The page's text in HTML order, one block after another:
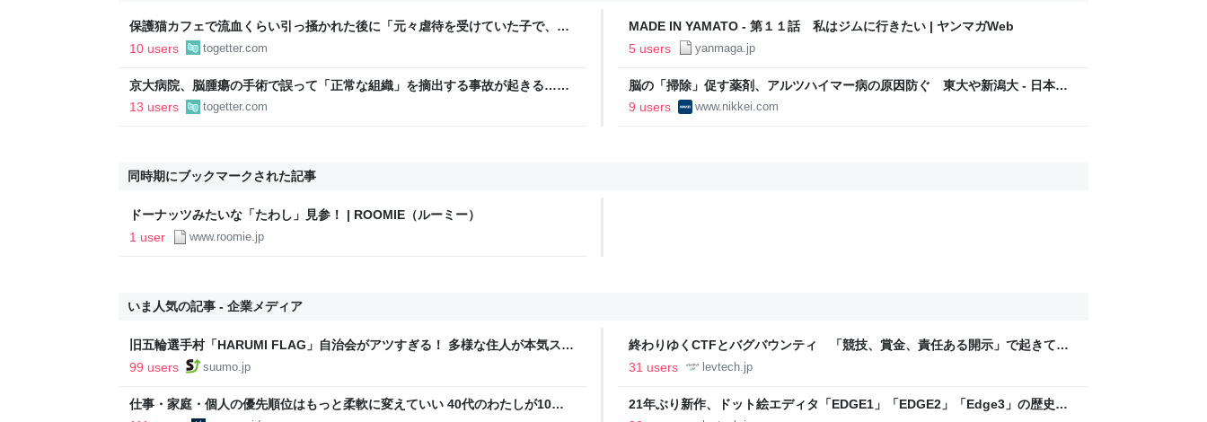
保護猫カフェで流血くらい引っ掻かれた後に「元々虐待を受けていた子で、過
去にもお客さんに怪我させたことがあった」と説明された→カフェと投稿者の
10 users togetter.com
MADE IN YAMATO - 第１１話 私はジムに行きたい | ヤンマガWeb
5 users
yanmaga.jp
京大病院、脳腫瘍の手術で誤って「正常な組織」を摘出する事故が起きる…患
者は自発呼吸ができず、手足が動かない状態に「『脳外科医 竹田くん』かよ」
13 users togetter.com
脳の「掃除」促す薬剤、アルツハイマー病の原因防ぐ 東大や新潟大 - 日本経
済新聞
9 users www.nikkei.com
同時期にブックマークされた記事
ドーナッツみたいな「たわし」見参！ | ROOMIE（ルーミー）
1 user
www.roomie.jp
いま人気の記事 - 企業メディア
旧五輪選手村「HARUMI FLAG」自治会がアツすぎる！ 多様な住人が本気スキ
ルで挑む、盆踊り2万人集客や交通改善など“街の価値向上”戦略 東京・中央
99 users suumo.jp
終わりゆくCTFとバグバウンティ 「競技、賞金、責任ある開示」で起きてい
ること【フォーカス】 - レバテックLAB
31 users levtech.jp
仕事・家庭・個人の優先順位はもっと柔軟に変えていい 40代のわたしが10年
21年ぶり新作、ドット絵エディタ「EDGE1」「EDGE2」「Edge3」の歴史に